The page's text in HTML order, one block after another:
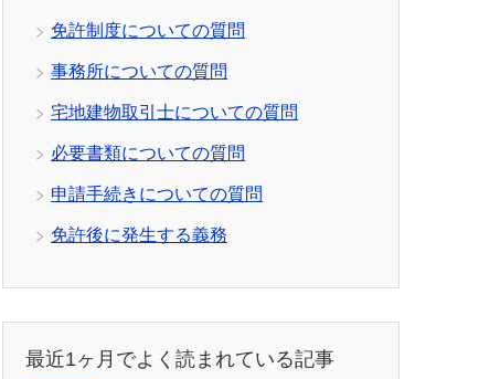
免許制度についての質問
事務所についての質問
宅地建物取引士についての質問
必要書類についての質問
申請手続きについての質問
免許後に発生する義務
最近1ヶ月でよく読まれている記事